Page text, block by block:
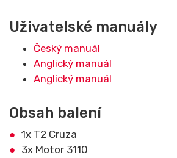
Uživatelské manuály
Český manuál
Anglický manuál
Anglický manuál
Obsah balení
1x T2 Cruza
3x Motor 3110